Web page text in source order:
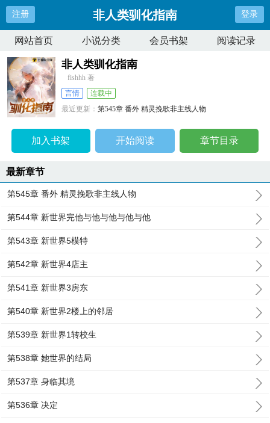
注册 非人类驯化指南 登录
网站首页 小说分类 会员书架 阅读记录
非人类驯化指南
fishhh 著
言情
连载中
最近更新：第545章 番外 精灵挽歌非主线人物
加入书架 开始阅读 章节目录
最新章节
第545章 番外 精灵挽歌非主线人物
第544章 新世界完他与他与他与他与他
第543章 新世界5模特
第542章 新世界4店主
第541章 新世界3房东
第540章 新世界2楼上的邻居
第539章 新世界1转校生
第538章 她世界的结局
第537章 身临其境
第536章 决定